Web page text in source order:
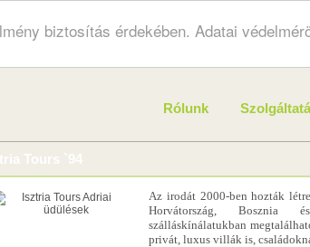
biztosítás érdekében. Adatai
Rólunk
Tours `94
Az irodát 2000-ben hozták
Horvátország, Bosznia
szálláskínálatukban
privát, luxus villák is,